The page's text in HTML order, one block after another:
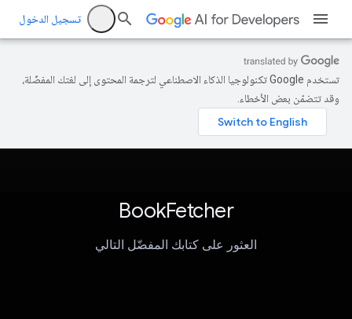
تسجيل الدخول
تستخدم Google تكنولوجيا الذكاء الاصطناعي لترجمة المحتوى إلى لغتك المفضّلة،
وقد تتضمّن بعض الأخطاء.
BookFetcher
العثور على كتابك المفضّل التالي